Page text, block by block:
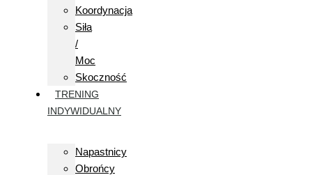
Koordynacja
Siła
/
Moc
Skoczność
TRENING
INDYWIDUALNY
Napastnicy
Obrońcy